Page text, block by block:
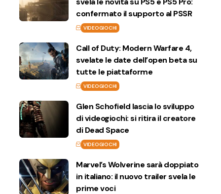
confermato il supporto al PSSR
VIDEOGIOCHI
Call of Duty: Modern Warfare 4,
svelate le date dell’open beta su
tutte le piattaforme
VIDEOGIOCHI
Glen Schofield lascia lo sviluppo
di videogiochi: si ritira il creatore
di Dead Space
VIDEOGIOCHI
Marvel’s Wolverine sarà doppiato
in italiano: il nuovo trailer svela le
prime voci